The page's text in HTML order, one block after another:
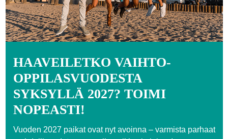
HAAVEILETKO VAIHTO-
OPPILASVUODESTA
SYKSYLLÄ 2027? TOIMI
NOPEASTI!
Vuoden 2027 paikat ovat nyt avoinna – varmista parhaat